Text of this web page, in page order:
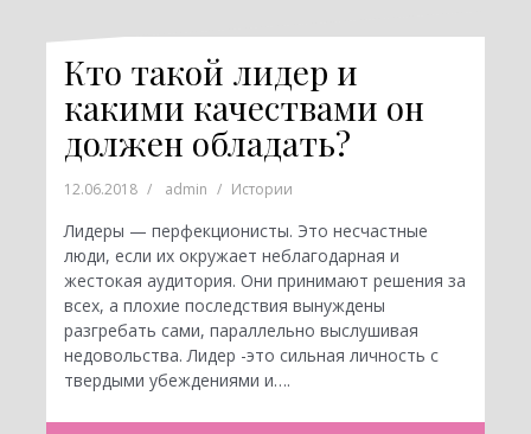
Кто такой лидер и
какими качествами он
должен обладать?
12.06.2018 admin Истории
Лидеры — перфекционисты. Это несчастные
люди, если их окружает неблагодарная и
жестокая аудитория. Они принимают решения за
всех, а плохие последствия вынуждены
разгребать сами, параллельно выслушивая
недовольства. Лидер -это сильная личность с
твердыми убеждениями и….